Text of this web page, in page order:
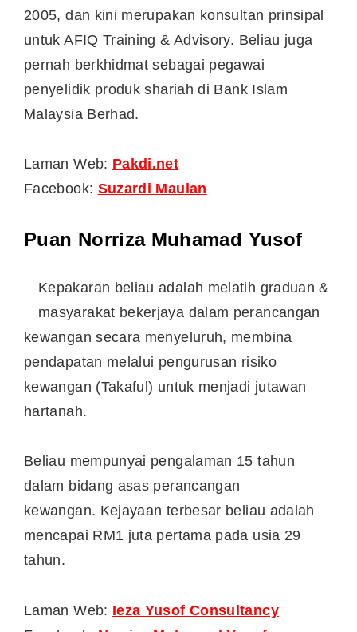
2005, dan kini merupakan konsultan prinsipal
untuk AFIQ Training & Advisory. Beliau juga
pernah berkhidmat sebagai pegawai
penyelidik produk shariah di Bank Islam
Malaysia Berhad.
Laman Web: Pakdi.net
Facebook: Suzardi Maulan
Puan Norriza Muhamad Yusof
Kepakaran beliau adalah melatih graduan &
masyarakat bekerjaya dalam perancangan
kewangan secara menyeluruh, membina
pendapatan melalui pengurusan risiko
kewangan (Takaful) untuk menjadi jutawan
hartanah.
Beliau mempunyai pengalaman 15 tahun
dalam bidang asas perancangan
kewangan. Kejayaan terbesar beliau adalah
mencapai RM1 juta pertama pada usia 29
tahun.
Laman Web: Ieza Yusof Consultancy